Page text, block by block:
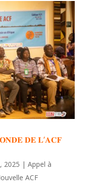
𝐃𝐄 𝐋’𝐀𝐂𝐅
2025 | Appel à
ACF